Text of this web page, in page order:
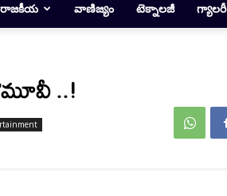
రాజకీయ వాణిజ్యం టెక్నాలజీ గ్యాలరీ
..!